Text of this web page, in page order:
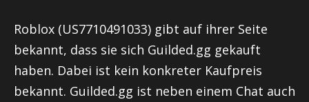
Roblox (US7710491033) gibt auf ihrer Seite
bekannt, dass sie sich Guilded.gg gekauft
haben. Dabei ist kein konkreter Kaufpreis
bekannt. Guilded.gg ist neben einem Chat auch